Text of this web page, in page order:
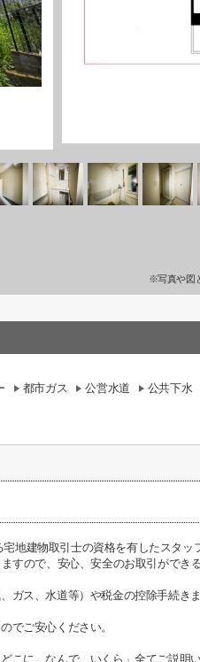
※写真や図
都市ガス 公営水道 公共下水
地建物取引士の資格を有したスタ
すので、安心、安全のお取引ができ
ガス、水道等）や税金の控除手続き
でご安心ください。
こに、なんで、いくら」全てご説明い